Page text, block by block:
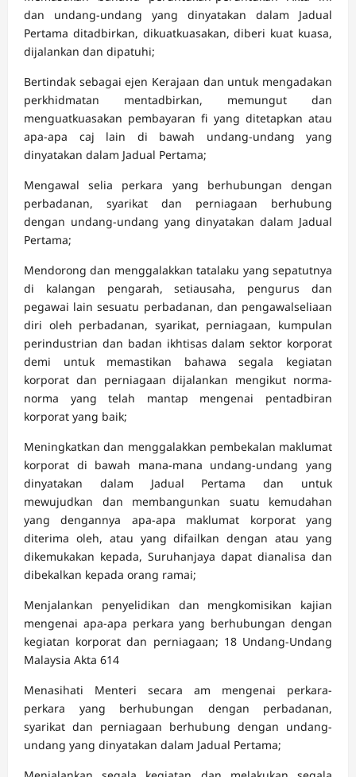
dan undang-undang yang dinyatakan dalam Jadual
Pertama ditadbirkan, dikuatkuasakan, diberi kuat kuasa,
dijalankan dan dipatuhi;
Bertindak sebagai ejen Kerajaan dan untuk mengadakan
perkhidmatan mentadbirkan, memungut dan
menguatkuasakan pembayaran fi yang ditetapkan atau
apa-apa caj lain di bawah undang-undang yang
dinyatakan dalam Jadual Pertama;
Mengawal selia perkara yang berhubungan dengan
perbadanan, syarikat dan perniagaan berhubung
dengan undang-undang yang dinyatakan dalam Jadual
Pertama;
Mendorong dan menggalakkan tatalaku yang sepatutnya
di kalangan pengarah, setiausaha, pengurus dan
pegawai lain sesuatu perbadanan, dan pengawalseliaan
diri oleh perbadanan, syarikat, perniagaan, kumpulan
perindustrian dan badan ikhtisas dalam sektor korporat
demi untuk memastikan bahawa segala kegiatan
korporat dan perniagaan dijalankan mengikut norma-
norma yang telah mantap mengenai pentadbiran
korporat yang baik;
Meningkatkan dan menggalakkan pembekalan maklumat
korporat di bawah mana-mana undang-undang yang
dinyatakan dalam Jadual Pertama dan untuk
mewujudkan dan membangunkan suatu kemudahan
yang dengannya apa-apa maklumat korporat yang
diterima oleh, atau yang difailkan dengan atau yang
dikemukakan kepada, Suruhanjaya dapat dianalisa dan
dibekalkan kepada orang ramai;
Menjalankan penyelidikan dan mengkomisikan kajian
mengenai apa-apa perkara yang berhubungan dengan
kegiatan korporat dan perniagaan; 18 Undang-Undang
Malaysia Akta 614
Menasihati Menteri secara am mengenai perkara-
perkara yang berhubungan dengan perbadanan,
syarikat dan perniagaan berhubung dengan undang-
undang yang dinyatakan dalam Jadual Pertama;